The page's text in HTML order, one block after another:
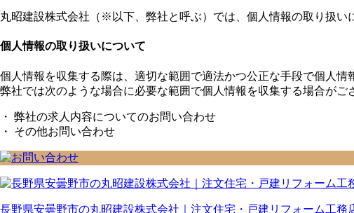
丸昭建設株式会社（※以下、弊社と呼ぶ）では、個人情報の取り扱い
個人情報の取り扱いについて
個人情報を収集する際は、適切な範囲で適法かつ公正な手段で個人情
弊社では次のような場合に必要な範囲で個人情報を収集する場合がご
・ 弊社の求人内容についてのお問い合わせ
・ その他お問い合わせ
長野県安曇野市の丸昭建設株式会社｜注文住宅・戸建リフォーム工務